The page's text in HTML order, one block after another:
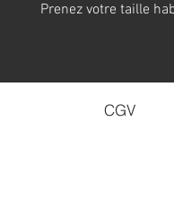
Prenez votre taille
CGV